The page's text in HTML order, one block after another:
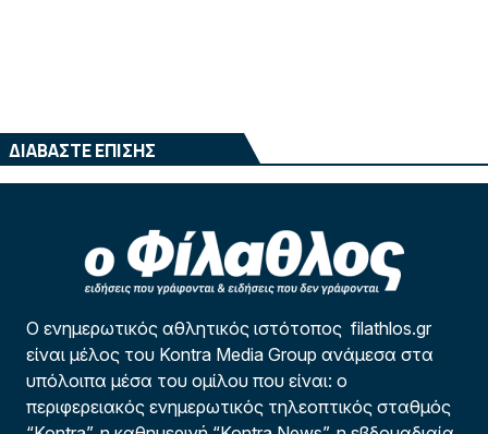
ΔΙΑΒΑΣΤΕ ΕΠΙΣΗΣ
Ο ενημερωτικός αθλητικός ιστότοπος filathlos.gr
είναι μέλος του Kontra Media Group ανάμεσα στα
υπόλοιπα μέσα του ομίλου που είναι: ο
περιφερειακός ενημερωτικός τηλεοπτικός σταθμός